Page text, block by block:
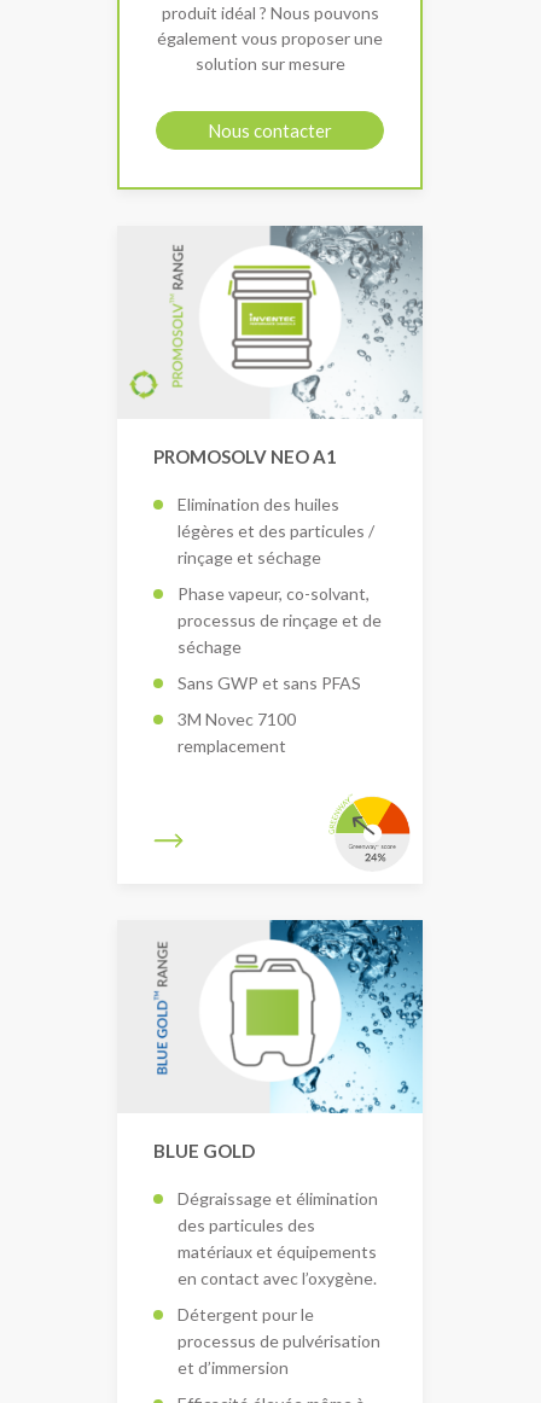
produit idéal ? Nous pouvons
également vous proposer une
solution sur mesure
Nous contacter
PROMOSOLV NEO A1
Elimination des huiles
légères et des particules /
rinçage et séchage
Phase vapeur, co-solvant,
processus de rinçage et de
séchage
Sans GWP et sans PFAS
3M Novec 7100
remplacement
BLUE GOLD
Dégraissage et élimination
des particules des
matériaux et équipements
en contact avec l’oxygène.
Détergent pour le
processus de pulvérisation
et d’immersion